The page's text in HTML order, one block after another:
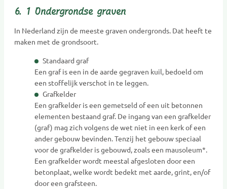
6. 1 Ondergrondse graven
In Nederland zijn de meeste graven ondergronds. Dat heeft te
maken met de grondsoort.
Standaard graf
Een graf is een in de aarde gegraven kuil, bedoeld om
een stoffelijk verschot in te leggen.
Grafkelder
Een grafkelder is een gemetseld of een uit betonnen
elementen bestaand graf. De ingang van een grafkelder
(graf) mag zich volgens de wet niet in een kerk of een
ander gebouw bevinden. Tenzij het gebouw speciaal
voor de grafkelder is gebouwd, zoals een mausoleum*.
Een grafkelder wordt meestal afgesloten door een
betonplaat, welke wordt bedekt met aarde, grint, en/of
door een grafsteen.